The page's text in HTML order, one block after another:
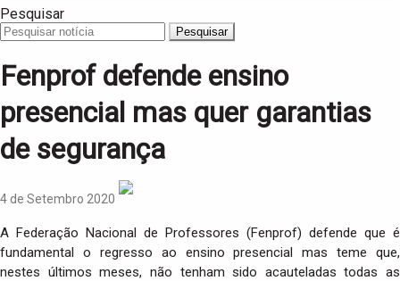
Pesquisar
Pesquisar
Fenprof defende ensino
presencial mas quer garantias
de segurança
4 de Setembro 2020
A Federação Nacional de Professores (Fenprof) defende que é
fundamental o regresso ao ensino presencial mas teme que,
nestes últimos meses, não tenham sido acauteladas todas as